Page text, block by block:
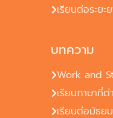
เรียนต่อระยะ
บทความ
Work and
เรียนภาษาที่ต่
เรียนต่อมัธย